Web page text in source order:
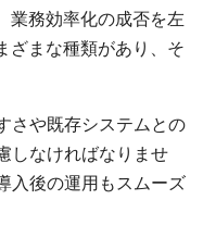
業務効率化の成否を左
ざまな種類があり、そ
さや既存システムとの
しなければなりませ
入後の運用もスムーズ